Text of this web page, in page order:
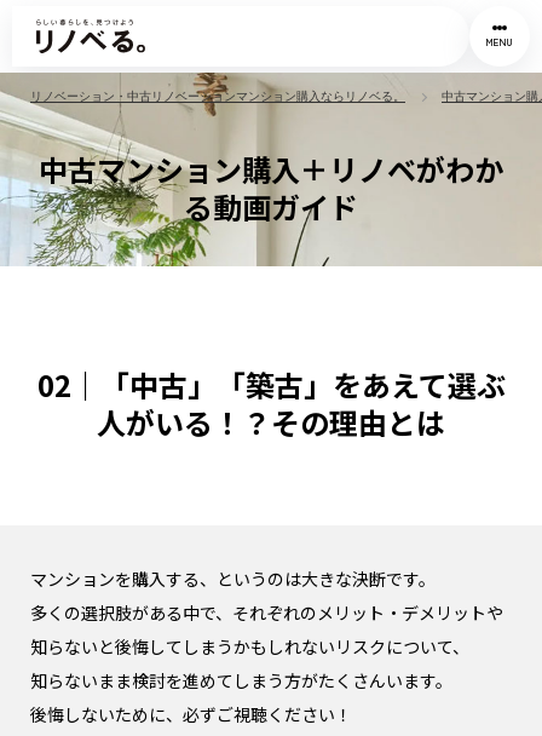
MENU
リノベーション・中古リノベーションマンション購入ならリノベる。 中古マンション
中古マンション購入＋リノベがわか
る動画ガイド
02｜「中古」「築古」をあえて選ぶ
人がいる！？その理由とは
マンションを購入する、というのは大きな決断です。
多くの選択肢がある中で、それぞれのメリット・デメリットや
知らないと後悔してしまうかもしれないリスクについて、
知らないまま検討を進めてしまう方がたくさんいます。
後悔しないために、必ずご視聴ください！